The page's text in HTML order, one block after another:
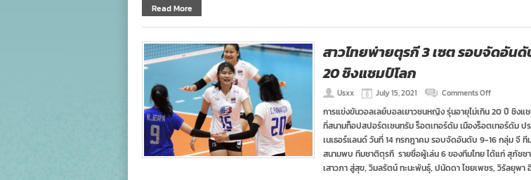
โลก
Read More
สาวไทยพ่ายตุรกี 3 เซต รอบจัดอัน
20 ชิงแชมป์โลก
Usxx July 15, 2021 Comments Offon
ไทย
พ่าย
ตุรกี
3
เซต
รอบ
การแข่งขันวอลเลย์บอลเยาวชนหญิง รุ่นอายุไม่เกิน 20 ปี ชิงแ
ที่สนามท็อปสปอร์ตเซนทรัม ร็อตเทอร์ดัม เมืองร็อตเทอร์ดัม ปร
เนเธอร์แลนด์ วันที่ 14 กรกฎาคม รอบจัดอันดับ 9-16 กลุ่ม จี ที
สนามพบ ทีมชาติตุรกี รายชื่อผู้เล่น 6 ของทีมไทย ได้แก่ สุภัชช
เสาวภา สู่สุข, วิมลรัตน์ ทะนะพันธุ์, ปนัดดา ไชยเพชร, วิรัลยุพา